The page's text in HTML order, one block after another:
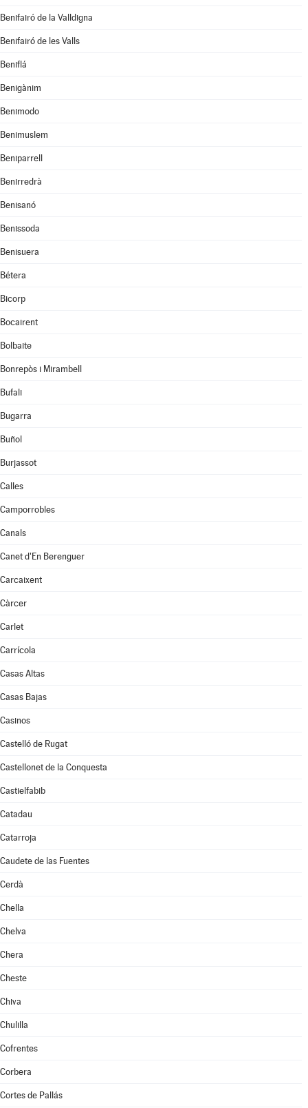
Benifairó de la Valldigna
Benifairó de les Valls
Beniflá
Benigànim
Benimodo
Benimuslem
Beniparrell
Benirredrà
Benisanó
Benissoda
Benisuera
Bétera
Bicorp
Bocairent
Bolbaite
Bonrepòs i Mirambell
Bufali
Bugarra
Buñol
Burjassot
Calles
Camporrobles
Canals
Canet d'En Berenguer
Carcaixent
Càrcer
Carlet
Carrícola
Casas Altas
Casas Bajas
Casinos
Castelló de Rugat
Castellonet de la Conquesta
Castielfabib
Catadau
Catarroja
Caudete de las Fuentes
Cerdà
Chella
Chelva
Chera
Cheste
Chiva
Chulilla
Cofrentes
Corbera
Cortes de Pallás